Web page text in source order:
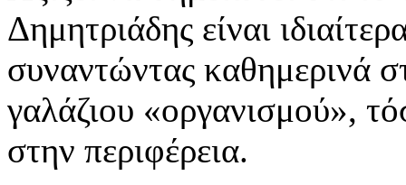
Δημητριάδης είναι
συναντώντας καθημερινά
γαλάζιου «οργανισμού»,
στην περιφέρεια.